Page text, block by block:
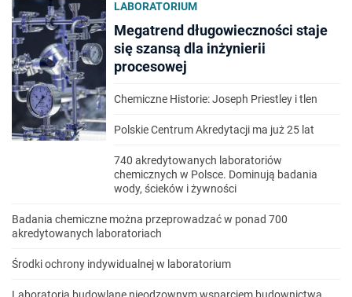
LABORATORIUM
Megatrend długowieczności staje
się szansą dla inżynierii
procesowej
Chemiczne Historie: Joseph Priestley i tlen
Polskie Centrum Akredytacji ma już 25 lat
740 akredytowanych laboratoriów
chemicznych w Polsce. Dominują badania
wody, ścieków i żywności
Badania chemiczne można przeprowadzać w ponad 700
akredytowanych laboratoriach
Środki ochrony indywidualnej w laboratorium